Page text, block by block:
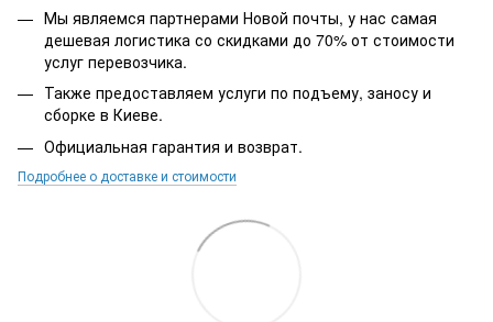
Мы являемся партнерами Новой почты, у нас самая
дешевая логистика со скидками до 70% от стоимости
услуг перевозчика.
Также предоставляем услуги по подъему, заносу и
сборке в Киеве.
Официальная гарантия и возврат.
Подробнее о доставке и стоимости